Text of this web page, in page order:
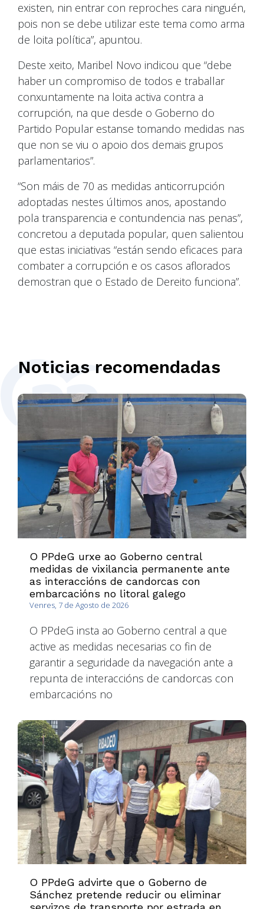
existen, nin entrar con reproches cara ninguén,
pois non se debe utilizar este tema como arma
de loita política”, apuntou.
Deste xeito, Maribel Novo indicou que “debe
haber un compromiso de todos e traballar
conxuntamente na loita activa contra a
corrupción, na que desde o Goberno do
Partido Popular estanse tomando medidas nas
que non se viu o apoio dos demais grupos
parlamentarios”.
“Son máis de 70 as medidas anticorrupción
adoptadas nestes últimos anos, apostando
pola transparencia e contundencia nas penas”,
concretou a deputada popular, quen salientou
que estas iniciativas “están sendo eficaces para
combater a corrupción e os casos aflorados
demostran que o Estado de Dereito funciona”.
Noticias recomendadas
O PPdeG urxe ao Goberno central
medidas de vixilancia permanente ante
as interaccións de candorcas con
embarcacións no litoral galego
Venres, 7 de Agosto de 2026
O PPdeG insta ao Goberno central a que
active as medidas necesarias co fin de
garantir a seguridade da navegación ante a
repunta de interaccións de candorcas con
embarcacións no
O PPdeG advirte que o Goberno de
Sánchez pretende reducir ou eliminar